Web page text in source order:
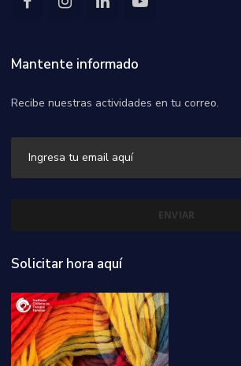
Mantente informado
Recibe nuestras actividades en tu correo.
Solicitar hora aquí